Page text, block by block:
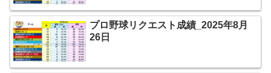
プロ野球リクエスト成績_2025年8月
26日